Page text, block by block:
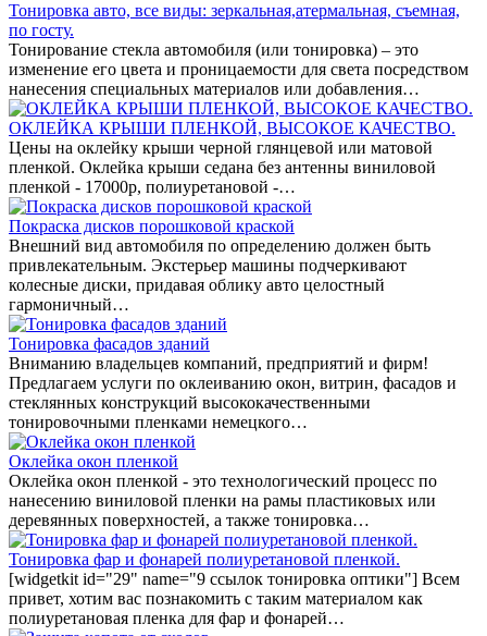
Тонировка авто, все виды: зеркальная,атермальная, съемная,
по госту.
Тонирование стекла автомобиля (или тонировка) – это
изменение его цвета и проницаемости для света посредством
нанесения специальных материалов или добавления…
ОКЛЕЙКА КРЫШИ ПЛЕНКОЙ, ВЫСОКОЕ КАЧЕСТВО.
Цены на оклейку крыши черной глянцевой или матовой
пленкой. Оклейка крыши седана без антенны виниловой
пленкой - 17000р, полиуретановой -…
Покраска дисков порошковой краской
Внешний вид автомобиля по определению должен быть
привлекательным. Экстерьер машины подчеркивают
колесные диски, придавая облику авто целостный
гармоничный…
Тонировка фасадов зданий
Вниманию владельцев компаний, предприятий и фирм!
Предлагаем услуги по оклеиванию окон, витрин, фасадов и
стеклянных конструкций высококачественными
тонировочными пленками немецкого…
Оклейка окон пленкой
Оклейка окон пленкой - это технологический процесс по
нанесению виниловой пленки на рамы пластиковых или
деревянных поверхностей, а также тонировка…
Тонировка фар и фонарей полиуретановой пленкой.
[widgetkit id="29" name="9 ссылок тонировка оптики"] Всем
привет, хотим вас познакомить с таким материалом как
полиуретановая пленка для фар и фонарей…